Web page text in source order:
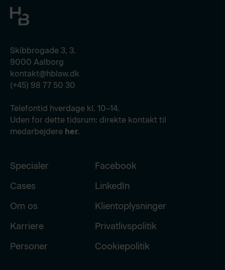
Skibbrogade 3, 3.
9000 Aalborg
kontakt@hblaw.dk
(+45) 98 77 50 30
Telefontid hverdage kl. 10–14.
Uden for dette tidsrum: direkte kontakt til
medarbejdere her.
Specialer
Cases
Om os
Karriere
Personer
Facebook
LinkedIn
Klientoplysninger
Privatlivspolitik
Cookiepolitik